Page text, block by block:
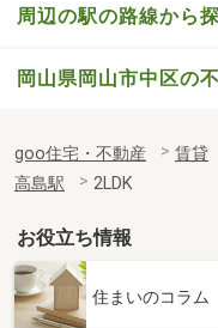
周辺の駅の路線から
岡山県岡山市中区の
goo住宅・不動産 賃貸
高島駅
2LDK
お役立ち情報
住まいのコラム